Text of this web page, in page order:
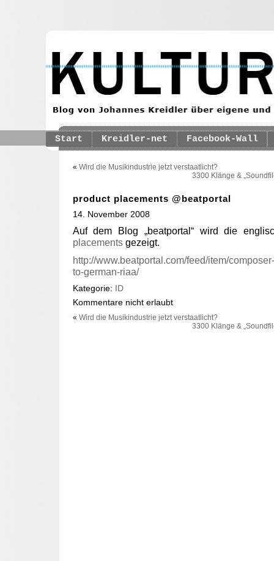
Start Kreidler-net Facebook-Wall
« Wird die Musikindustrie jetzt verstaatlicht?
3300 Klänge &
product placements @beatportal
14. November 2008
Auf dem Blog „beatportal“ wird die
placementsgezeigt.
http://www.beatportal.com/feed/item/
to-german-riaa/
Kategorie:
ID
Kommentare nicht erlaubt
« Wird die Musikindustrie jetzt verstaatlicht?
3300 Klänge &